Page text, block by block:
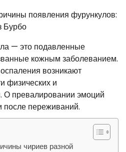
— это подавленные
кожным заболеванием.
возникают
физических и
О превалировании эмоций
после переживаний.
чириев разной